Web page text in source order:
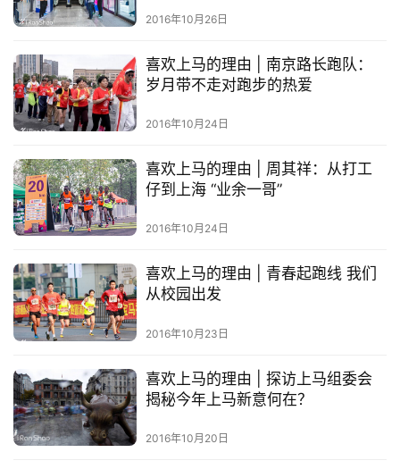
户
精
选
动
集
2016年10月26日
喜欢上马的理由 | 南京路长跑队：
岁月带不走对跑步的热爱
2016年10月24日
喜欢上马的理由 | 周其祥：从打工
仔到上海 “业余一哥”
2016年10月24日
喜欢上马的理由 | 青春起跑线 我们
从校园出发
2016年10月23日
喜欢上马的理由 | 探访上马组委会
揭秘今年上马新意何在？
2016年10月20日